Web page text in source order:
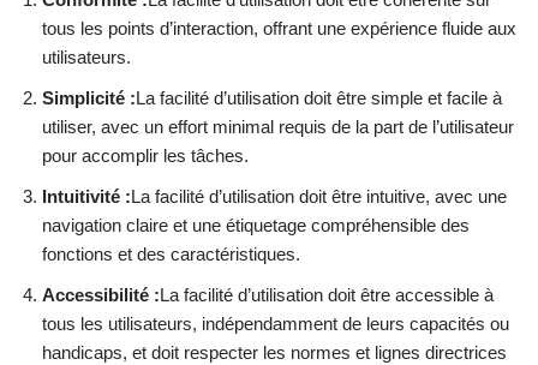
tous les points d’interaction, offrant une expérience fluide aux
utilisateurs.
Simplicité :La facilité d’utilisation doit être simple et facile à
utiliser, avec un effort minimal requis de la part de l’utilisateur
pour accomplir les tâches.
Intuitivité :La facilité d’utilisation doit être intuitive, avec une
navigation claire et une étiquetage compréhensible des
fonctions et des caractéristiques.
Accessibilité :La facilité d’utilisation doit être accessible à
tous les utilisateurs, indépendamment de leurs capacités ou
handicaps, et doit respecter les normes et lignes directrices